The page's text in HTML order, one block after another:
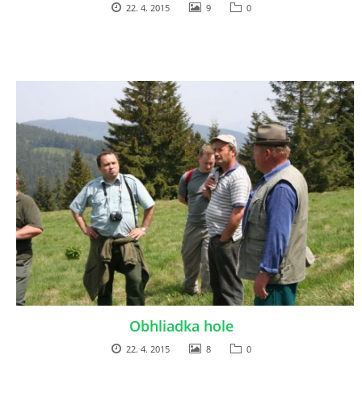
22. 4. 2015 9 0
Obhliadka hole
22. 4. 2015 8 0